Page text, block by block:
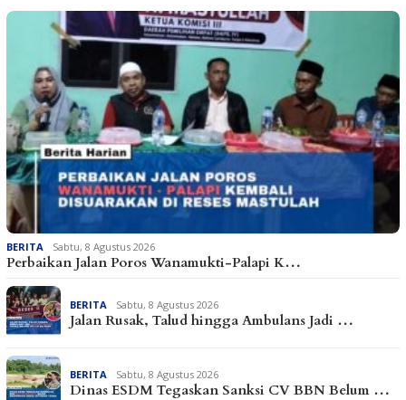
BERITA Sabtu, 8 Agustus 2026
Perbaikan Jalan Poros Wanamukti-Palapi K…
BERITA Sabtu, 8 Agustus 2026
Jalan Rusak, Talud hingga Ambulans Jadi …
BERITA Sabtu, 8 Agustus 2026
Dinas ESDM Tegaskan Sanksi CV BBN Belum …